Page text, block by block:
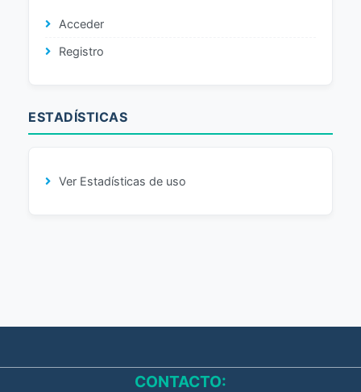
Acceder
Registro
ESTADÍSTICAS
Ver Estadísticas de uso
CONTACTO: